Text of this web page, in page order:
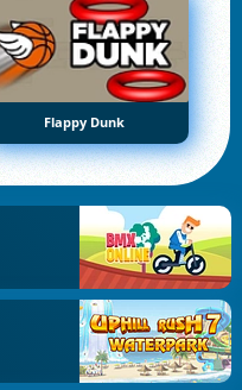
Flappy Dunk